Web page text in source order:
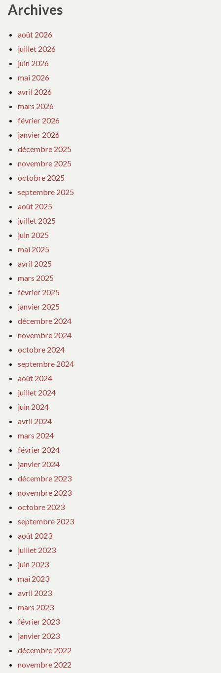
Archives
août 2026
juillet 2026
juin 2026
mai 2026
avril 2026
mars 2026
février 2026
janvier 2026
décembre 2025
novembre 2025
octobre 2025
septembre 2025
août 2025
juillet 2025
juin 2025
mai 2025
avril 2025
mars 2025
février 2025
janvier 2025
décembre 2024
novembre 2024
octobre 2024
septembre 2024
août 2024
juillet 2024
juin 2024
avril 2024
mars 2024
février 2024
janvier 2024
décembre 2023
novembre 2023
octobre 2023
septembre 2023
août 2023
juillet 2023
juin 2023
mai 2023
avril 2023
mars 2023
février 2023
janvier 2023
décembre 2022
novembre 2022